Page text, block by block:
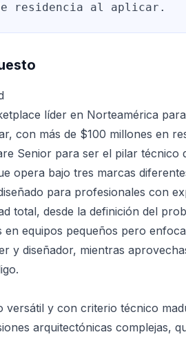
residencia al aplicar.
líder en Norteamérica
con más de $100 millones en
Senior para ser el pilar técnico
opera bajo tres marcas
para profesionales con
total, desde la definición del
en equipos pequeños pero
y diseñador, mientras
versátil y con criterio técnico
arquitectónicas complejas,